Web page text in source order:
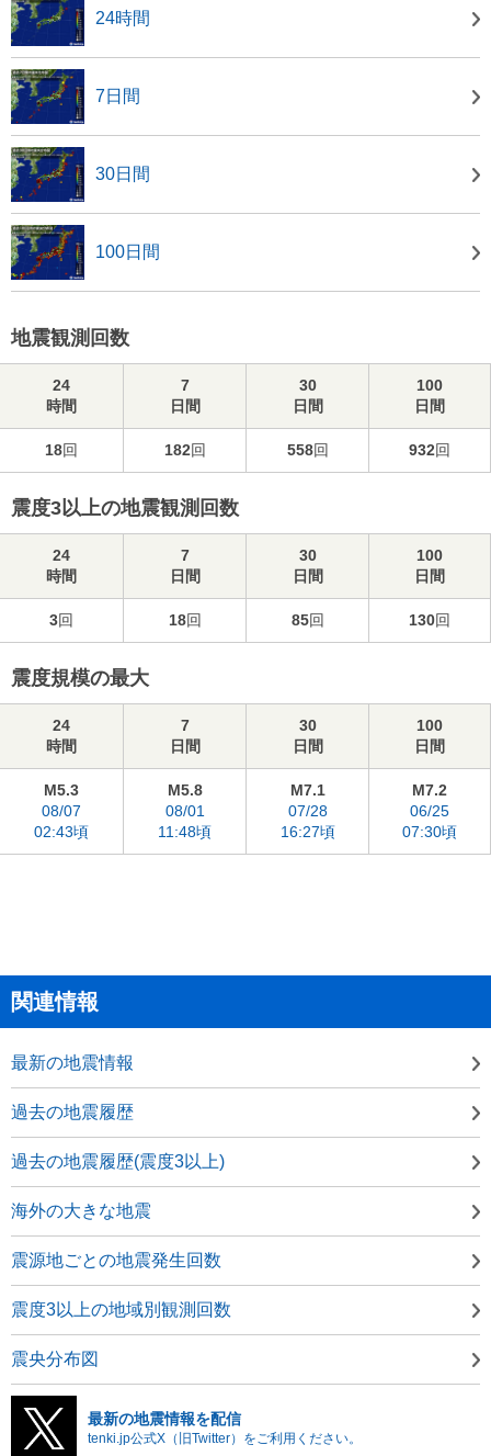
24時間
7日間
30日間
100日間
地震観測回数
24
時間
7
日間
30
日間
100
日間
18回 182回 558回 932回
震度3以上の地震観測回数
24
時間
7
日間
30
日間
100
日間
3回 18回 85回 130回
震度規模の最大
24
時間
7
日間
30
日間
100
日間
M5.3
08/07
02:43頃
M5.8
08/01
11:48頃
M7.1
07/28
16:27頃
M7.2
06/25
07:30頃
関連情報
最新の地震情報
過去の地震履歴
過去の地震履歴(震度3以上)
海外の大きな地震
震源地ごとの地震発生回数
震度3以上の地域別観測回数
震央分布図
最新の地震情報を配信
tenki.jp公式X（旧Twitter）をご利用ください。